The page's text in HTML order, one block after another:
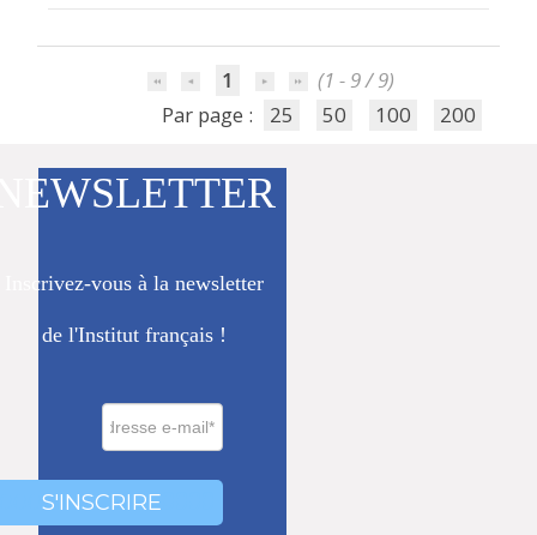
1
(1 - 9 / 9)
Par page :
25 50 100 200
Inscrivez-vous à la newsletter
de l'Institut français !
S'INSCRIRE